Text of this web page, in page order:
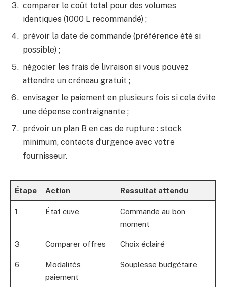
comparer le coût total pour des volumes
identiques (1000 L recommandé) ;
prévoir la date de commande (préférence été si
possible) ;
négocier les frais de livraison si vous pouvez
attendre un créneau gratuit ;
envisager le paiement en plusieurs fois si cela évite
une dépense contraignante ;
prévoir un plan B en cas de rupture : stock
minimum, contacts d’urgence avec votre
fournisseur.
Étape Action Ressultat attendu
1 État cuve
Commande au bon
moment
3 Comparer offres Choix éclairé
6
Modalités
paiement
Souplesse budgétaire